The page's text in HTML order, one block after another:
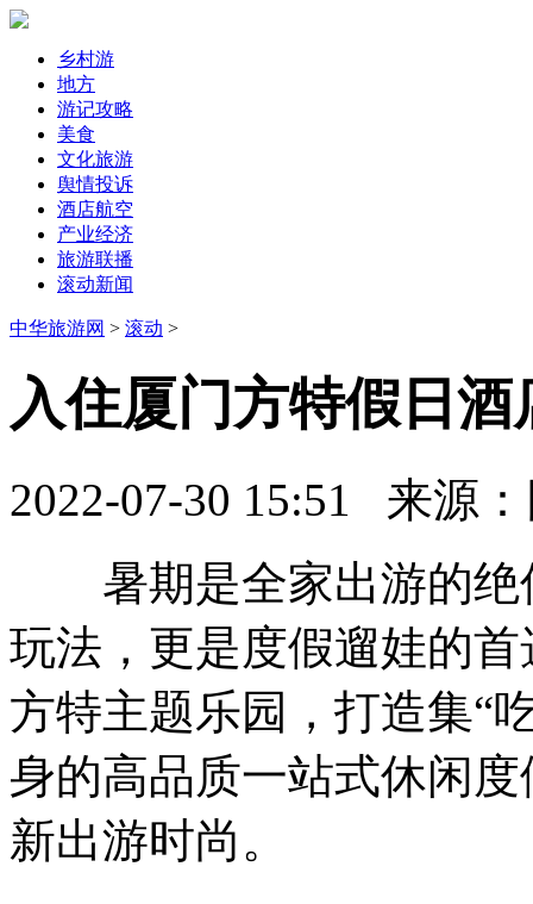
乡村游
地方
游记攻略
美食
文化旅游
舆情投诉
酒店航空
产业经济
旅游联播
滚动新闻
中华旅游网 > 滚动 >
入住厦门方特假日
2022-07-30 15:51
来源
暑期是全家出游的绝
玩法，更是度假遛娃的
方特主题乐园，打造集“
身的高品质一站式休闲
新出游时尚。